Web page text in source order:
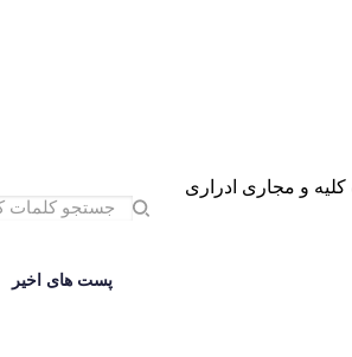
پست های اخیر